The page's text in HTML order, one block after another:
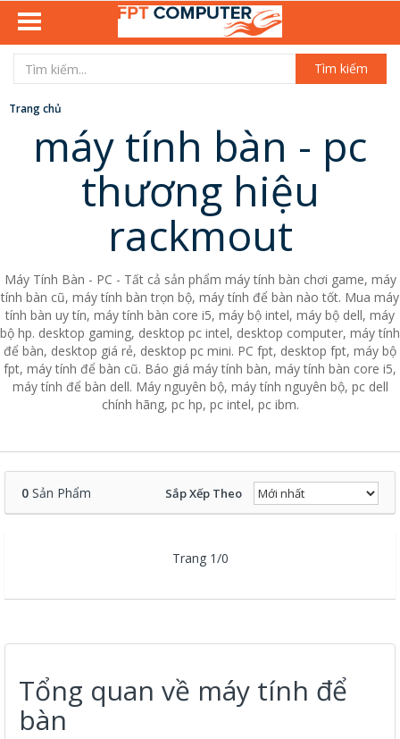
Tìm kiếm
Trang chủ
máy tính bàn - pc
thương hiệu
rackmout
Máy Tính Bàn - PC - Tất cả sản phẩm máy tính bàn chơi game, máy
tính bàn cũ, máy tính bàn trọn bộ, máy tính để bàn nào tốt. Mua máy
tính bàn uy tín, máy tính bàn core i5, máy bộ intel, máy bộ dell, máy
bộ hp. desktop gaming, desktop pc intel, desktop computer, máy tính
để bàn, desktop giá rẻ, desktop pc mini. PC fpt, desktop fpt, máy bộ
fpt, máy tính để bàn cũ. Báo giá máy tính bàn, máy tính bàn core i5,
máy tính để bàn dell. Máy nguyên bộ, máy tính nguyên bộ, pc dell
chính hãng, pc hp, pc intel, pc ibm.
0 Sản Phẩm Sắp Xếp Theo
Trang 1/0
Tổng quan về máy tính để
bàn